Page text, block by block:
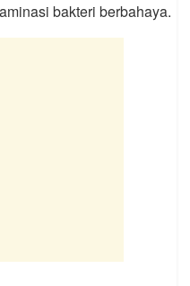
bakteri berbahaya.